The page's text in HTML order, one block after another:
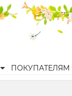
ПОКУПАТЕЛЯМ